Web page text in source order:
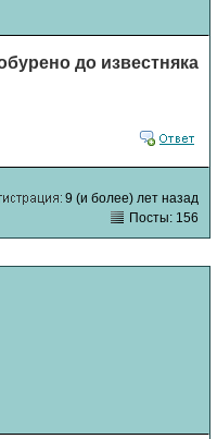
до известняка
9 (и более) лет назад
Посты: 156